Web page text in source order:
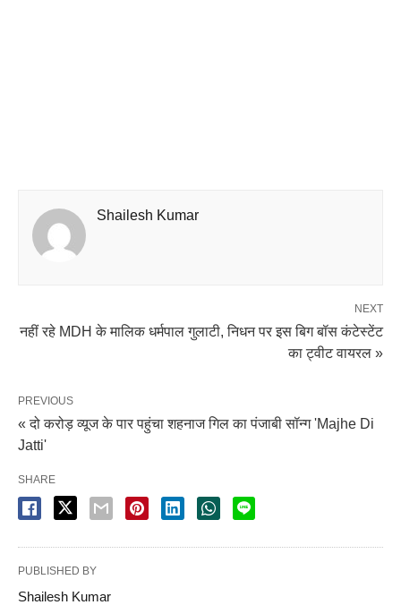
Shailesh Kumar
NEXT
नहीं रहे MDH के मालिक धर्मपाल गुलाटी, निधन पर इस बिग बॉस कंटेस्टेंट
का ट्वीट वायरल »
PREVIOUS
« दो करोड़ व्यूज के पार पहुंचा शहनाज गिल का पंजाबी सॉन्ग 'Majhe Di
Jatti'
SHARE
PUBLISHED BY
Shailesh Kumar